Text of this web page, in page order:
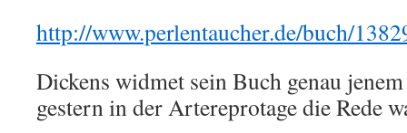
http://www.perlentaucher.de/buch/
Dickens widmet sein Buch genau
gestern in der Artereprotage die Rede